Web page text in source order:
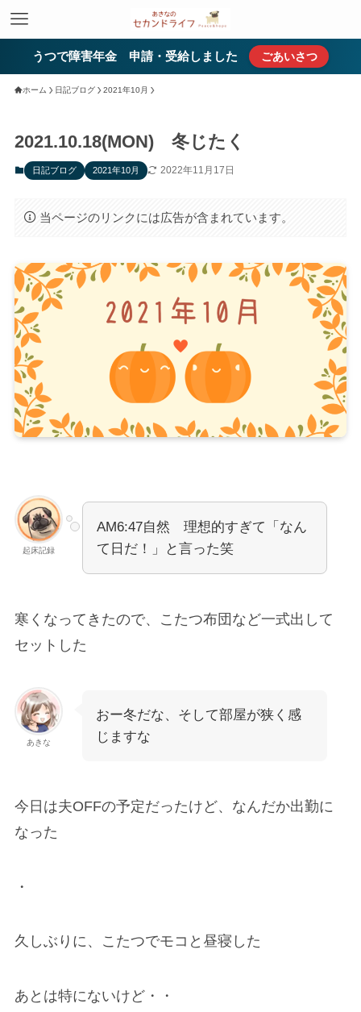
うつで障害年金 申請・受給しました ごあいさつ
ホーム 日記ブログ 2021年10月
2021.10.18(MON) 冬じたく
日記ブログ 2021年10月 2022年11月17日
当ページのリンクには広告が含まれています。
起床記録
AM6:47自然 理想的すぎて「なん
て日だ！」と言った笑
寒くなってきたので、こたつ布団など一式出して
セットした
あきな
おー冬だな、そして部屋が狭く感
じますな
今日は夫OFFの予定だったけど、なんだか出勤に
なった
・
久しぶりに、こたつでモコと昼寝した
あとは特にないけど・・